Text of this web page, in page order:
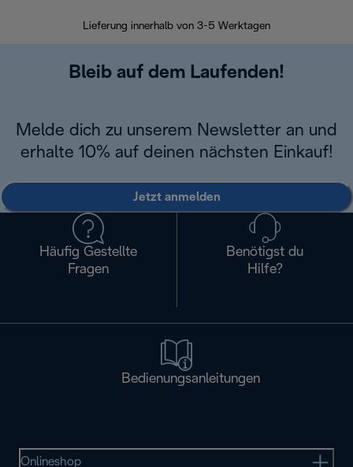
Lieferung innerhalb von 3-5 Werktagen
Bleib auf dem Laufenden!
Melde dich zu unserem Newsletter an und
erhalte 10% auf deinen nächsten Einkauf!
Jetzt anmelden
Häufig Gestellte
Fragen
Benötigst du
Hilfe?
Bedienungsanleitungen
Onlineshop